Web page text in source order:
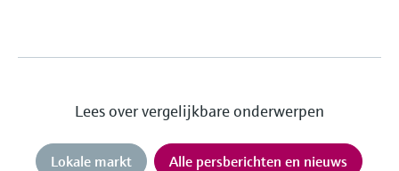
Lees over vergelijkbare onderwerpen
Lokale markt Alle persberichten en nieuws